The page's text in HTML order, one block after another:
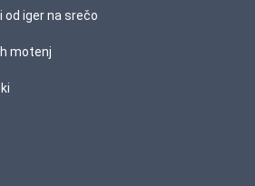
od iger na srečo
motenj